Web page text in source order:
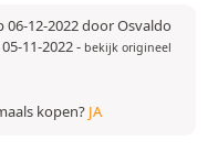
12-2022 door Osvaldo
11-2022- bekijk origineel
kopen? JA